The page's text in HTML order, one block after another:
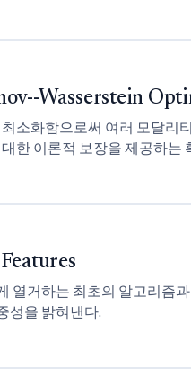
Wasserstein
화함으로써 여러 모달리
이론적 보장을 제공하는
JK-EGW)을 제안한
거하는 최초의 알고리즘
성을 밝혀낸다.